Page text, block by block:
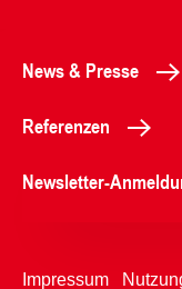
News & Presse
Referenzen
Newsletter-
Impressum